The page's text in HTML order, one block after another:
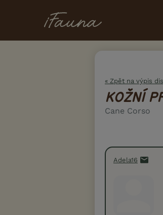
« Zpět na výpis
KOŽNÍ
Cane Corso
Adela16